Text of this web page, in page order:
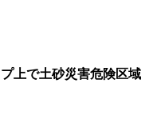
上で土砂災害危険区域